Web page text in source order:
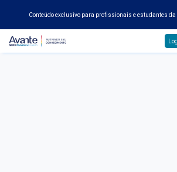
Conteúdo exclusivo para profissionais e estudantes da